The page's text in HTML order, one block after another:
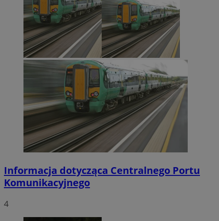
Informacja dotycząca Centralnego Portu
Komunikacyjnego
4